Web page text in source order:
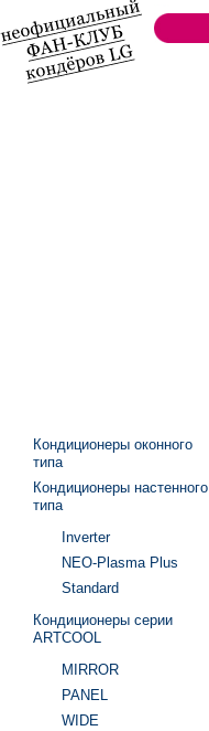
Кондиционеры оконного
типа
Кондиционеры настенного
типа
Inverter
NEO-Plasma Plus
Standard
Кондиционеры серии
ARTCOOL
MIRROR
PANEL
WIDE